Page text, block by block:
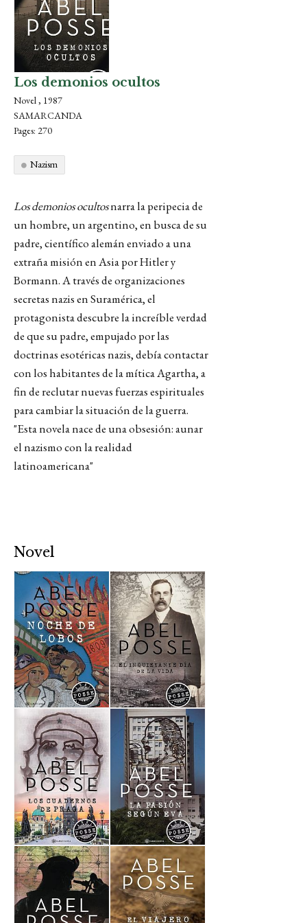
Los demonios ocultos
Novel , 1987
SAMARCANDA
Pages: 270
Nazism
Los demonios ocultosnarra la peripecia de
un hombre, un argentino, en busca de su
padre, científico alemán enviado a una
extraña misión en Asia por Hitler y
Bormann. A través de organizaciones
secretas nazis en Suramérica, el
protagonista descubre la increíble verdad
de que su padre, empujado por las
doctrinas esotéricas nazis, debía contactar
con los habitantes de la mítica Agartha, a
fin de reclutar nuevas fuerzas espirituales
para cambiar la situación de la guerra.
"Esta novela nace de una obsesión: aunar
el nazismo con la realidad
latinoamericana"
Novel